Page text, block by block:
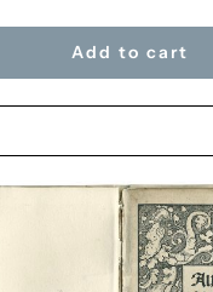
Add to cart